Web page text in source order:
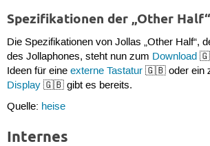
Spezifikationen der „Other Half“
Die Spezifikationen von Jollas „Other Half“,
des Jollaphones, steht nun zum Download
Ideen für eine externe Tastatur🇬🇧 oder ein
Display🇬🇧 gibt es bereits.
Quelle: heise
Internes